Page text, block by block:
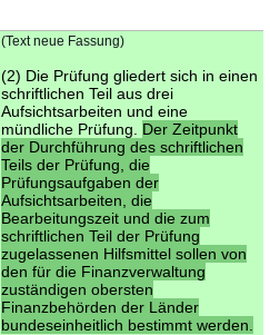
(Text neue Fassung)
(2) Die Prüfung gliedert sich in einen
schriftlichen Teil aus drei
Aufsichtsarbeiten und eine
mündliche Prüfung. Der Zeitpunkt
der Durchführung des schriftlichen
Teils der Prüfung, die
Prüfungsaufgaben der
Aufsichtsarbeiten, die
Bearbeitungszeit und die zum
schriftlichen Teil der Prüfung
zugelassenen Hilfsmittel sollen von
den für die Finanzverwaltung
zuständigen obersten
Finanzbehörden der Länder
bundeseinheitlich bestimmt werden.